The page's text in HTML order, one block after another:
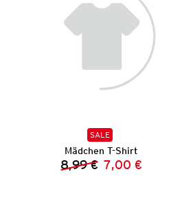
SALE
Mädchen T-Shirt
Vorheriger Preis:
8,99 € Neuer Preis:
7,00 €